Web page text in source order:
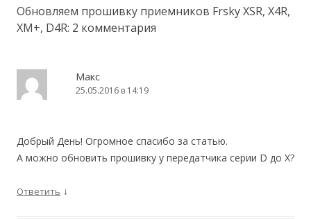
Обновляем прошивку приемников Frsky XSR, X4R,
XM+, D4R: 2 комментария
Макс
25.05.2016 в 14:19
Добрый День! Огромное спасибо за статью.
А можно обновить прошивку у передатчика серии D до X?
Ответить ↓